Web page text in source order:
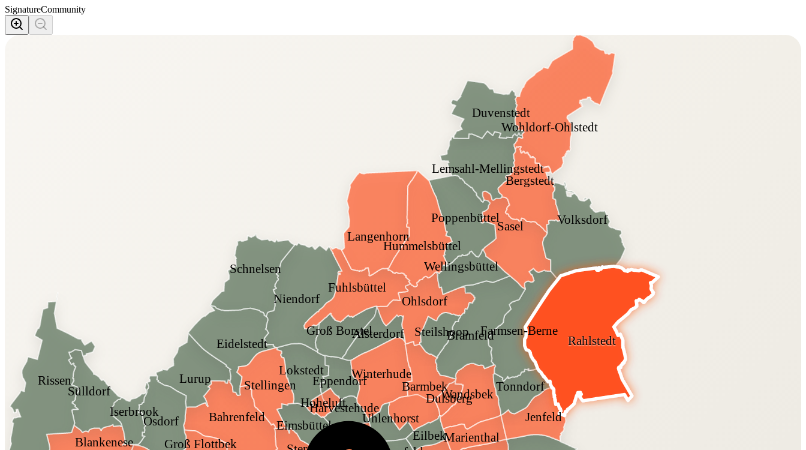
SignatureCommunity
Bahrenfeld
Groß Flottbek
Lurup
Osdorf
Blankenese
Iserbrook
Sülldorf
Rissen
Eimsbüttel
Harvestehude
Hoheluft
Lokstedt
Niendorf
Schnelsen
Eidelstedt
Stellingen Eppendorf
Groß BorstelAlsterdorf
Winterhude
Uhlenhorst
Barmbek
Dulsberg
Ohlsdorf
Fuhlsbüttel
Langenhorn
Eilbek
Wandsbek
Marienthal
Jenfeld
Tonndorf
Farmsen-Berne
Bramfeld
Steilshoop
Wellingsbüttel
Sasel
Poppenbüttel
Hummelsbüttel
Lemsahl-Mellingstedt
Duvenstedt
Wohldorf-Ohlstedt
Bergstedt
Volksdorf
Rahlstedt